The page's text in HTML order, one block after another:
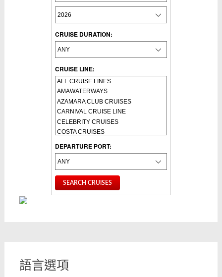
CRUISE DURATION:
CRUISE LINE:
DEPARTURE PORT:
語言選項